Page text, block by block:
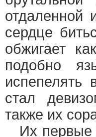
отдаленной
сердце
обжигает
подобно
испепелять
стал
также их
Их первые